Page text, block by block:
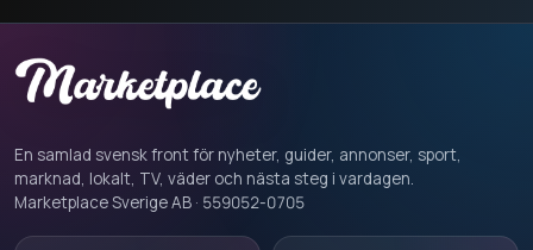
En samlad svensk front för nyheter, guider, annonser, sport,
marknad, lokalt, TV, väder och nästa steg i vardagen.
Marketplace Sverige AB · 559052-0705